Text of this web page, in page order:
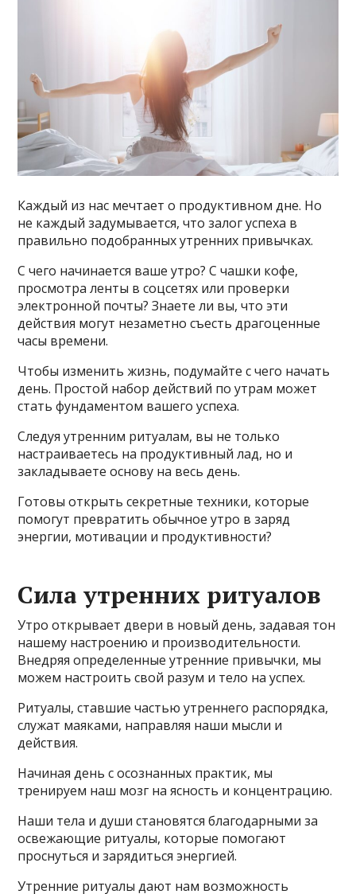
Каждый из нас мечтает о продуктивном дне. Но
не каждый задумывается, что залог успеха в
правильно подобранных утренних привычках.
С чего начинается ваше утро? С чашки кофе,
просмотра ленты в соцсетях или проверки
электронной почты? Знаете ли вы, что эти
действия могут незаметно съесть драгоценные
часы времени.
Чтобы изменить жизнь, подумайте с чего начать
день. Простой набор действий по утрам может
стать фундаментом вашего успеха.
Следуя утренним ритуалам, вы не только
настраиваетесь на продуктивный лад, но и
закладываете основу на весь день.
Готовы открыть секретные техники, которые
помогут превратить обычное утро в заряд
энергии, мотивации и продуктивности?
Сила утренних ритуалов
Утро открывает двери в новый день, задавая тон
нашему настроению и производительности.
Внедряя определенные утренние привычки, мы
можем настроить свой разум и тело на успех.
Ритуалы, ставшие частью утреннего распорядка,
служат маяками, направляя наши мысли и
действия.
Начиная день с осознанных практик, мы
тренируем наш мозг на ясность и концентрацию.
Наши тела и души становятся благодарными за
освежающие ритуалы, которые помогают
проснуться и зарядиться энергией.
Утренние ритуалы дают нам возможность